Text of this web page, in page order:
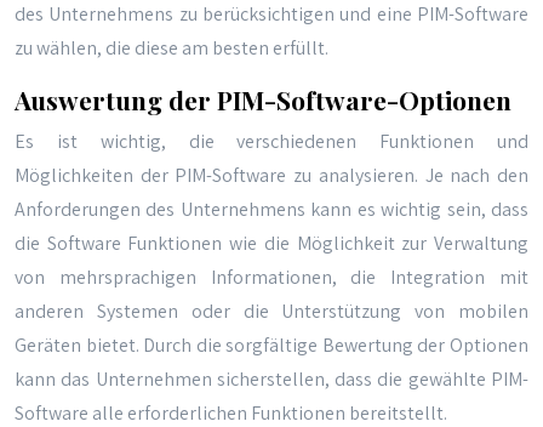
des Unternehmens zu berücksichtigen und eine PIM-Software
zu wählen, die diese am besten erfüllt.
Auswertung der PIM-Software-Optionen
Es ist wichtig, die verschiedenen Funktionen und
Möglichkeiten der PIM-Software zu analysieren. Je nach den
Anforderungen des Unternehmens kann es wichtig sein, dass
die Software Funktionen wie die Möglichkeit zur Verwaltung
von mehrsprachigen Informationen, die Integration mit
anderen Systemen oder die Unterstützung von mobilen
Geräten bietet. Durch die sorgfältige Bewertung der Optionen
kann das Unternehmen sicherstellen, dass die gewählte PIM-
Software alle erforderlichen Funktionen bereitstellt.